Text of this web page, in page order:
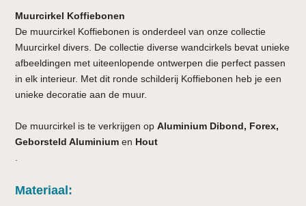
Muurcirkel Koffiebonen
De muurcirkel Koffiebonen is onderdeel van onze collectie
Muurcirkel divers. De collectie diverse wandcirkels bevat unieke
afbeeldingen met uiteenlopende ontwerpen die perfect passen
in elk interieur. Met dit ronde schilderij Koffiebonen heb je een
unieke decoratie aan de muur.
De muurcirkel is te verkrijgen opAluminium Dibond, Forex,
Geborsteld Aluminium en Hout
Materiaal